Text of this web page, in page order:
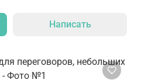
Написать